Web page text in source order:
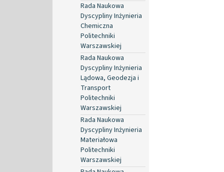
Rada Naukowa
Dyscypliny Inżynieria
Chemiczna
Politechniki
Warszawskiej
Rada Naukowa
Dyscypliny Inżynieria
Lądowa, Geodezja i
Transport
Politechniki
Warszawskiej
Rada Naukowa
Dyscypliny Inżynieria
Materiałowa
Politechniki
Warszawskiej